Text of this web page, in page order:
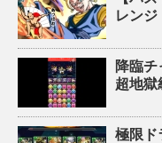
レンジ
降臨
超地獄
極限ド